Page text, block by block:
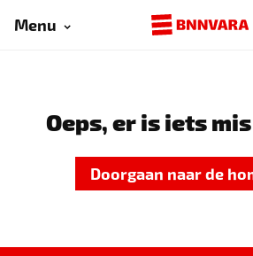
Menu
Oeps, er is iets
Doorgaan naar de